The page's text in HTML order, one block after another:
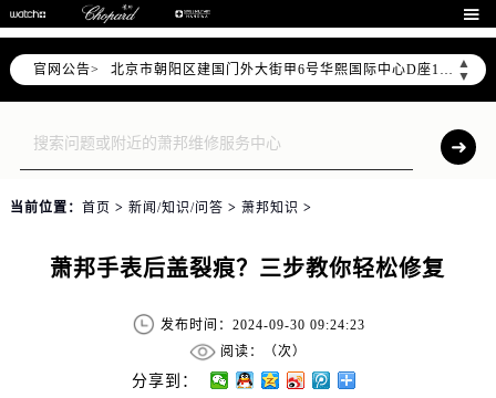

官网公告>
▲
▼
北京市朝阳区建国门外大街甲6号华熙国际中心写字楼D座11层1102室（需提前预约）
北京市朝阳区建国门外大街甲6号华熙国际中心D座11层1102室售后服务中心（需提前预约）
北京市东城区东长安街1号王府井东方广场W3座6层602室售后服务中心（需提前预约）
节假日正常营业！
当前位置： 首页 > 新闻/知识/问答 > 萧邦知识 >
萧邦手表后盖裂痕？三步教你轻松修复
发布时间：2024-09-30 09:24:23
阅读：（次）
分享到：